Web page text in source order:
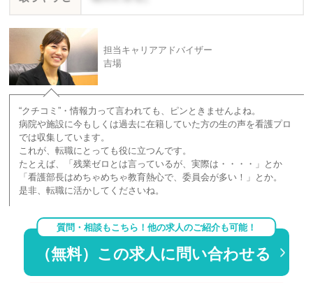
担当キャリアアドバイザー
吉場
“クチコミ”・情報力って言われても、ピンときませんよね。
病院や施設に今もしくは過去に在籍していた方の生の声を看護プロ
では収集しています。
これが、転職にとっても役に立つんです。
たとえば、「残業ゼロとは言っているが、実際は・・・・」とか
「看護部長はめちゃめちゃ教育熱心で、委員会が多い！」とか。
是非、転職に活かしてくださいね。
質問・相談もこちら！他の求人のご紹介も可能！
（無料）この求人に問い合わせる